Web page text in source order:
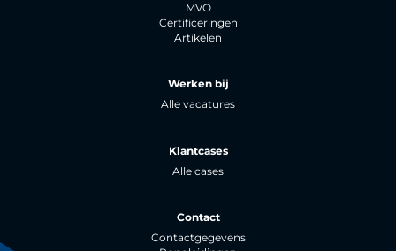
MVO
Certificeringen
Artikelen
Werken bij
Alle vacatures
Klantcases
Alle cases
Contact
Contactgegevens